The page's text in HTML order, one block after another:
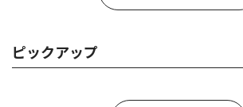
ピックアップ